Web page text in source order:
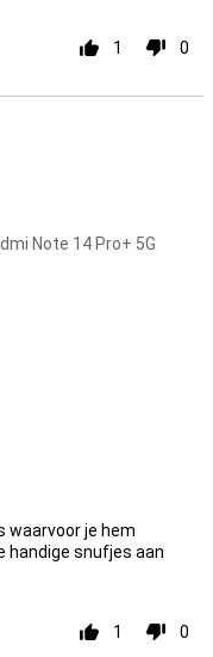
1 0
Note 14 Pro+ 5G
waarvoor je hem
handige snufjes aan
1 0